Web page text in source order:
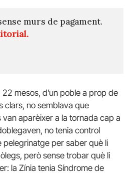
murs de pagament.
mesos, d’un poble a prop de
clars, no semblava que
aparèixer a la tornada cap a
no tenia control
pelegrinatge per saber què li
però sense trobar què li
la Zínia tenia Síndrome de